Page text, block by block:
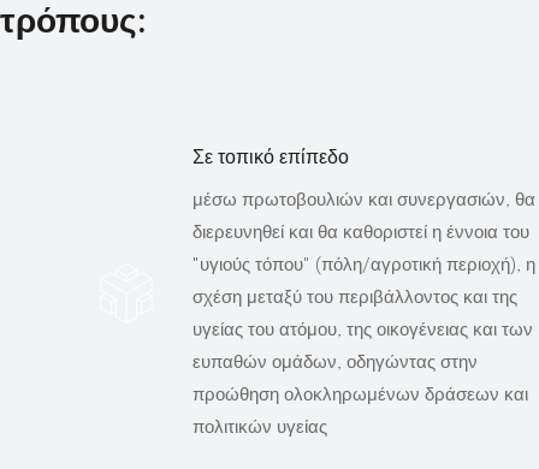
τρόπους:
Σε τοπικό επίπεδο
μέσω πρωτοβουλιών και συνεργασιών, θα
διερευνηθεί και θα καθοριστεί η έννοια του
"υγιούς τόπου" (πόλη/αγροτική περιοχή), η
σχέση μεταξύ του περιβάλλοντος και της
υγείας του ατόμου, της οικογένειας και των
ευπαθών ομάδων, οδηγώντας στην
προώθηση ολοκληρωμένων δράσεων και
πολιτικών υγείας